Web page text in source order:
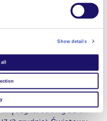
Show details
osób
w radiu o tym,
siebie nawzajem.
aby
L’Arche.
w których świętuje się
Dzień
Międzynarodowy Dzień